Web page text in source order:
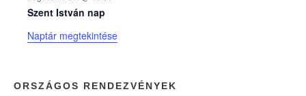
n
a
p
Szent István nap
Naptár megtekintése
ORSZÁGOS RENDEZVÉNYEK